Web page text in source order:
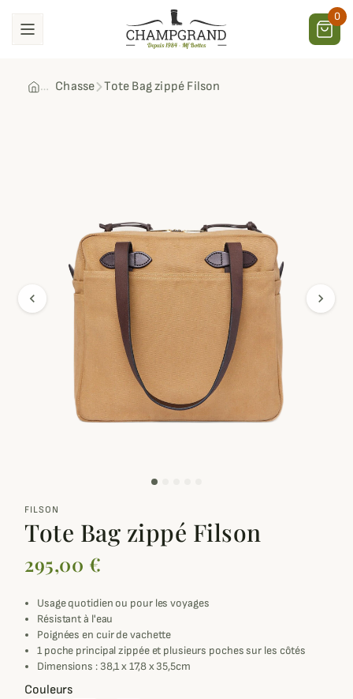
0
Chasse Tote Bag zippé Filson
chevron_left chevron_right
FILSON
Tote Bag zippé Filson
295,00 €
Usage quotidien ou pour les voyages
Résistant à l'eau
Poignées en cuir de vachette
1 poche principal zippée et plusieurs poches sur les côtés
Dimensions : 38,1 x 17,8 x 35,5cm
Couleurs